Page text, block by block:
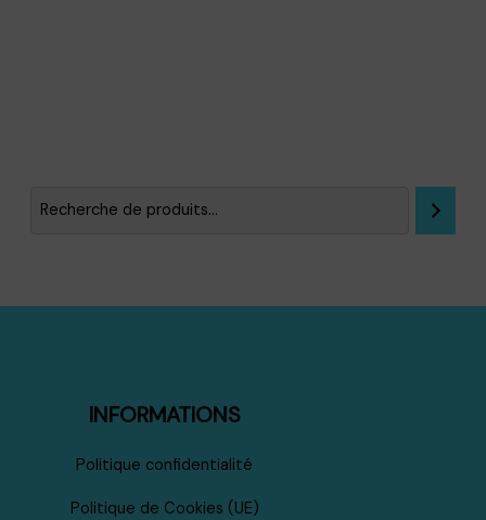
INFORMATIONS
Politique confidentialité
Politique de Cookies (UE)